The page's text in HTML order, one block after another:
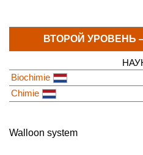
ВТОРОЙ УРОВЕНЬ
Biochimie
Chimie
Walloon system